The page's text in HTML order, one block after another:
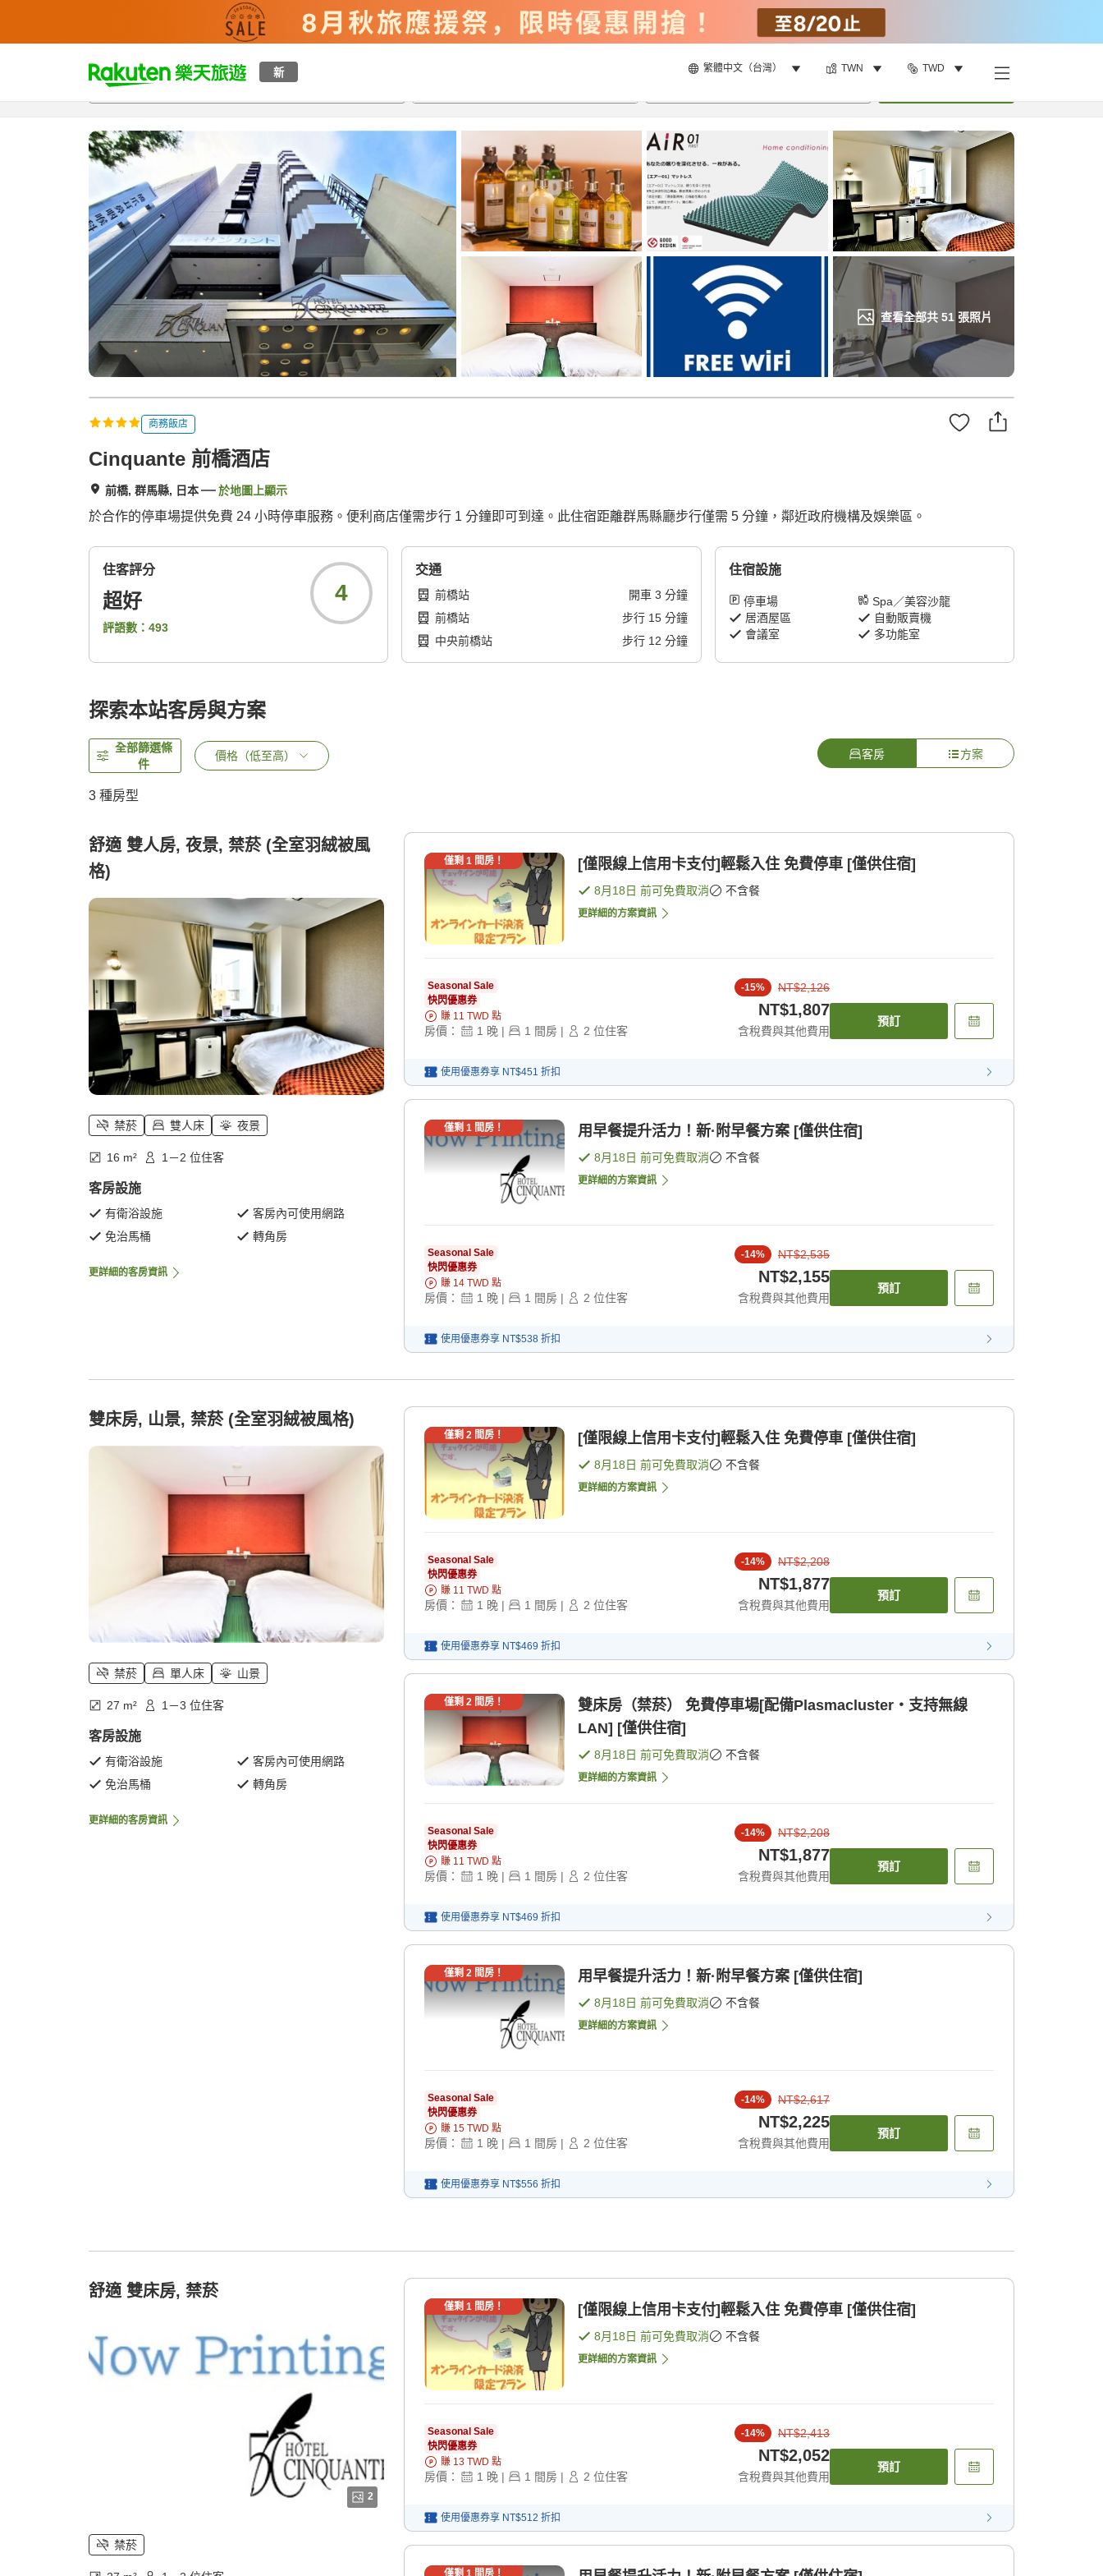
新 繁體中文（台灣） TWN TWD
t
p
a
g
s
e
a
r
c
h
查看全部共 51 張照片
總覽客房與方案評語特點設施
商務飯店
Cinquante 前橋酒店
前橋, 群馬縣, 日本 於地圖上顯示
於合作的停車場提供免費 24 小時停車服務。便利商店僅需步行 1 分鐘即可到達。此住宿距離群馬縣廳步行僅需 5 分鐘，鄰近政府機構及娛樂區。
住客評分
超好
評語數： 493
4
交通
前橋站 開車 3 分鐘
前橋站
步行 15分鐘
中央前橋站
步行 12 分鐘
住宿設施
停車場
Spa／美容沙龍
居酒屋區
自動販賣機
會議室
多功能室
探索本站客房與方案
全部篩選條
件
價格（低至高） 客房 方案
3 種房型
舒適 雙人房, 夜景, 禁菸 (全室羽絨被風
格)
禁菸 雙人床 夜景
16 m² 1－2 位住客
客房設施
有衛浴設施
客房內可使用網路
免治馬桶
轉角房
更詳細的客房資訊
僅剩 1間房！ [僅限線上信用卡支付]輕鬆入住 免費停車 [僅供住宿]
8月18日 前可免費取消 不含餐
更詳細的方案資訊
Seasonal Sale
快閃優惠券
賺 11 TWD 點
房價： 1 晚 | 1 間房 | 2 位住客
-15% NT$2,126
NT$1,807
含稅費與其他費用
預訂
使用優惠券享 NT$451 折扣
僅剩 1間房！ 用早餐提升活力！新·附早餐方案 [僅供住宿]
8月18日 前可免費取消 不含餐
更詳細的方案資訊
Seasonal Sale
快閃優惠券
賺 14 TWD 點
房價： 1 晚 | 1 間房 | 2 位住客
-14% NT$2,535
NT$2,155
含稅費與其他費用
預訂
使用優惠券享 NT$538 折扣
雙床房, 山景, 禁菸 (全室羽絨被風格)
禁菸 單人床 山景
27 m² 1－3 位住客
客房設施
有衛浴設施
客房內可使用網路
免治馬桶
轉角房
更詳細的客房資訊
僅剩 2間房！ [僅限線上信用卡支付]輕鬆入住 免費停車 [僅供住宿]
8月18日 前可免費取消 不含餐
更詳細的方案資訊
Seasonal Sale
快閃優惠券
賺 11 TWD 點
房價： 1 晚 | 1 間房 | 2 位住客
-14% NT$2,208
NT$1,877
含稅費與其他費用
預訂
使用優惠券享 NT$469 折扣
僅剩 2間房！
雙床房（禁菸） 免費停車場[配備Plasmacluster・支持無線
LAN] [僅供住宿]
8月18日 前可免費取消 不含餐
更詳細的方案資訊
Seasonal Sale
快閃優惠券
賺 11 TWD 點
房價： 1 晚 | 1 間房 | 2 位住客
-14% NT$2,208
NT$1,877
含稅費與其他費用
預訂
使用優惠券享 NT$469 折扣
僅剩 2間房！ 用早餐提升活力！新·附早餐方案 [僅供住宿]
8月18日 前可免費取消 不含餐
更詳細的方案資訊
Seasonal Sale
快閃優惠券
賺 15 TWD 點
房價： 1 晚 | 1 間房 | 2 位住客
-14% NT$2,617
NT$2,225
含稅費與其他費用
預訂
使用優惠券享 NT$556 折扣
舒適 雙床房, 禁菸
2
禁菸
僅剩 1間房！ [僅限線上信用卡支付]輕鬆入住 免費停車 [僅供住宿]
8月18日 前可免費取消 不含餐
更詳細的方案資訊
Seasonal Sale
快閃優惠券
賺 13 TWD 點
房價： 1 晚 | 1 間房 | 2 位住客
-14% NT$2,413
NT$2,052
含稅費與其他費用
預訂
使用優惠券享 NT$512 折扣